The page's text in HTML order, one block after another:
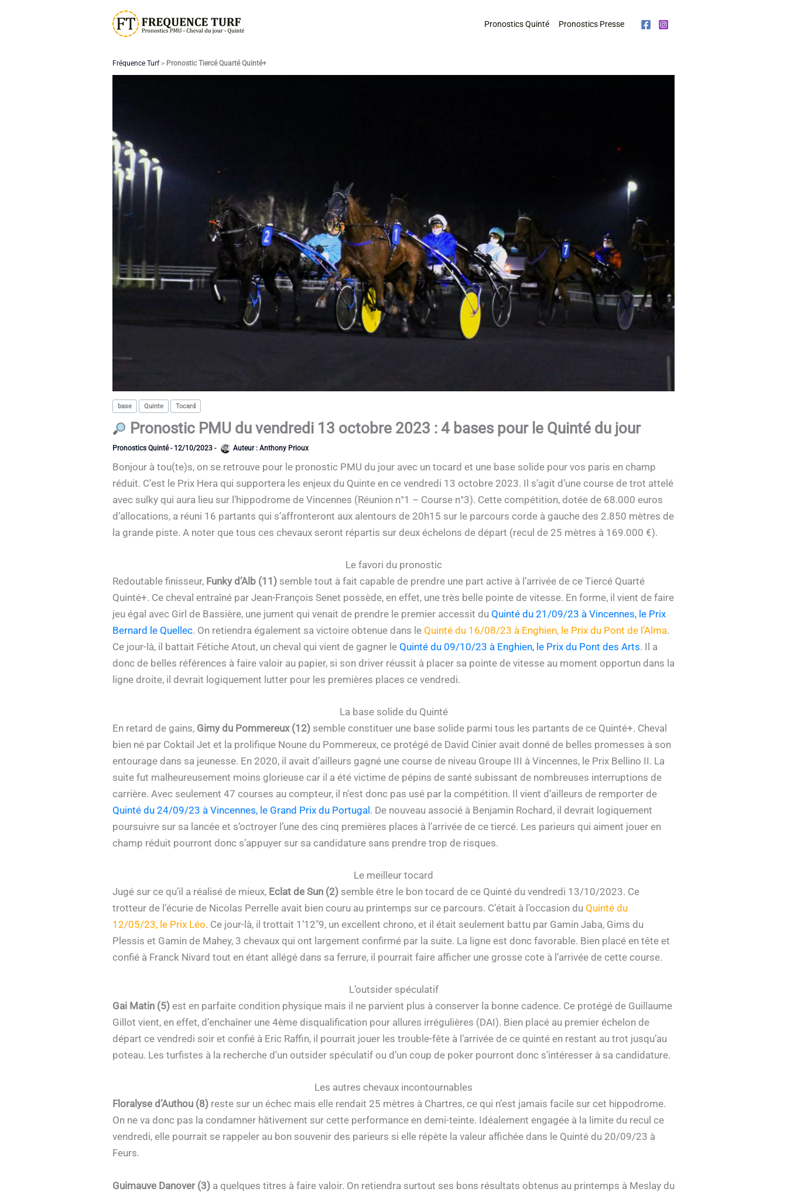
Pronostics Quinté Pronostics Presse
Fréquence Turf> Pronostic Tiercé Quarté Quinté+
base Quinte Tocard
Pronostic PMU du vendredi 13 octobre 2023 : 4 bases pour le Quinté du jour
Pronostics Quinté- 12/10/2023 - Auteur : Anthony Prioux
Bonjour à tou(te)s, on se retrouve pour le pronostic PMU du jour avec un tocard et une base solide pour vos paris en champ
réduit. C’est le Prix Hera qui supportera les enjeux du Quinte en ce vendredi 13 octobre 2023. Il s’agit d’une course de trot attelé
avec sulky qui aura lieu sur l’hippodrome de Vincennes (Réunion n°1 – Course n°3). Cette compétition, dotée de 68.000 euros
d’allocations, a réuni 16 partants qui s’affronteront aux alentours de 20h15 sur le parcours corde à gauche des 2.850 mètres de
la grande piste. A noter que tous ces chevaux seront répartis sur deux échelons de départ (recul de 25 mètres à 169.000 €).
Le favori du pronostic
Redoutable finisseur, Funky d’Alb (11) semble tout à fait capable de prendre une part active à l’arrivée de ce Tiercé Quarté
Quinté+. Ce cheval entraîné par Jean-François Senet possède, en effet, une très belle pointe de vitesse. En forme, il vient de faire
jeu égal avec Girl de Bassière, une jument qui venait de prendre le premier accessit du Quinté du 21/09/23 à Vincennes, le Prix
Bernard le Quellec. On retiendra également sa victoire obtenue dans le Quinté du 16/08/23 à Enghien, le Prix du Pont de l’Alma.
Ce jour-là, il battait Fétiche Atout, un cheval qui vient de gagner le Quinté du 09/10/23 à Enghien, le Prix du Pont des Arts. Il a
donc de belles références à faire valoir au papier, si son driver réussit à placer sa pointe de vitesse au moment opportun dans la
ligne droite, il devrait logiquement lutter pour les premières places ce vendredi.
La base solide du Quinté
En retard de gains, Gimy du Pommereux (12) semble constituer une base solide parmi tous les partants de ce Quinté+. Cheval
bien né par Coktail Jet et la prolifique Noune du Pommereux, ce protégé de David Cinier avait donné de belles promesses à son
entourage dans sa jeunesse. En 2020, il avait d’ailleurs gagné une course de niveau Groupe III à Vincennes, le Prix Bellino II. La
suite fut malheureusement moins glorieuse car il a été victime de pépins de santé subissant de nombreuses interruptions de
carrière. Avec seulement 47 courses au compteur, il n’est donc pas usé par la compétition. Il vient d’ailleurs de remporter de
Quinté du 24/09/23 à Vincennes, le Grand Prix du Portugal. De nouveau associé à Benjamin Rochard, il devrait logiquement
poursuivre sur sa lancée et s’octroyer l’une des cinq premières places à l’arrivée de ce tiercé. Les parieurs qui aiment jouer en
champ réduit pourront donc s’appuyer sur sa candidature sans prendre trop de risques.
Le meilleur tocard
Jugé sur ce qu’il a réalisé de mieux, Eclat de Sun (2) semble être le bon tocard de ce Quinté du vendredi 13/10/2023. Ce
trotteur de l’écurie de Nicolas Perrelle avait bien couru au printemps sur ce parcours. C’était à l’occasion du Quinté du
12/05/23, le Prix Léo. Ce jour-là, il trottait 1’12″9, un excellent chrono, et il était seulement battu par Gamin Jaba, Gims du
Plessis et Gamin de Mahey, 3 chevaux qui ont largement confirmé par la suite. La ligne est donc favorable. Bien placé en tête et
confié à Franck Nivard tout en étant allégé dans sa ferrure, il pourrait faire afficher une grosse cote à l’arrivée de cette course.
L’outsider spéculatif
Gai Matin (5) est en parfaite condition physique mais il ne parvient plus à conserver la bonne cadence. Ce protégé de Guillaume
Gillot vient, en effet, d’enchaîner une 4ème disqualification pour allures irrégulières (DAI). Bien placé au premier échelon de
départ ce vendredi soir et confié à Eric Raffin, il pourrait jouer les trouble-fête à l’arrivée de ce quinté en restant au trot jusqu’au
poteau. Les turfistes à la recherche d’un outsider spéculatif ou d’un coup de poker pourront donc s’intéresser à sa candidature.
Les autres chevaux incontournables
Floralyse d’Authou (8) reste sur un échec mais elle rendait 25 mètres à Chartres, ce qui n’est jamais facile sur cet hippodrome.
On ne va donc pas la condamner hâtivement sur cette performance en demi-teinte. Idéalement engagée à la limite du recul ce
vendredi, elle pourrait se rappeler au bon souvenir des parieurs si elle répète la valeur affichée dans le Quinté du 20/09/23 à
Feurs.
Guimauve Danover (3) a quelques titres à faire valoir. On retiendra surtout ses bons résultats obtenus au printemps à Meslay du